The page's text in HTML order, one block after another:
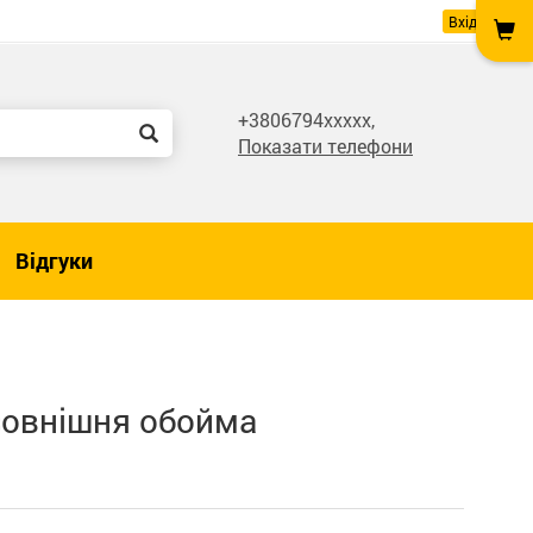
Вхід
+3806794xxxxx,
Показати телефони
Відгуки
обойма